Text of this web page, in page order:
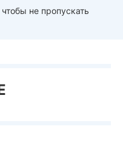
чтобы не пропускать